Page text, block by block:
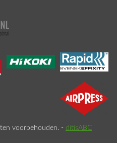
voorbehouden. - ditisABC